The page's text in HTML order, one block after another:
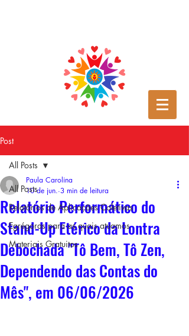
Post
All Posts
Relatórios de Aplicações Coletivas
Egrégoras para as quais atuamos
Materiais Gratuitos
All Posts
Relatório Performático do
Stand-Up Etérico da Lontra
Debochada "Tô Bem, Tô Zen,
Dependendo das Contas do
Mês", em 06/06/2026
Paula Carolina
10 de jun. 3 min de leitura